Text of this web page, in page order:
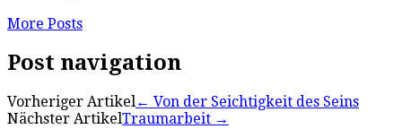
More Posts
Post navigation
Vorheriger Artikel← Von der Seichtigkeit des Seins
Nächster ArtikelTraumarbeit →